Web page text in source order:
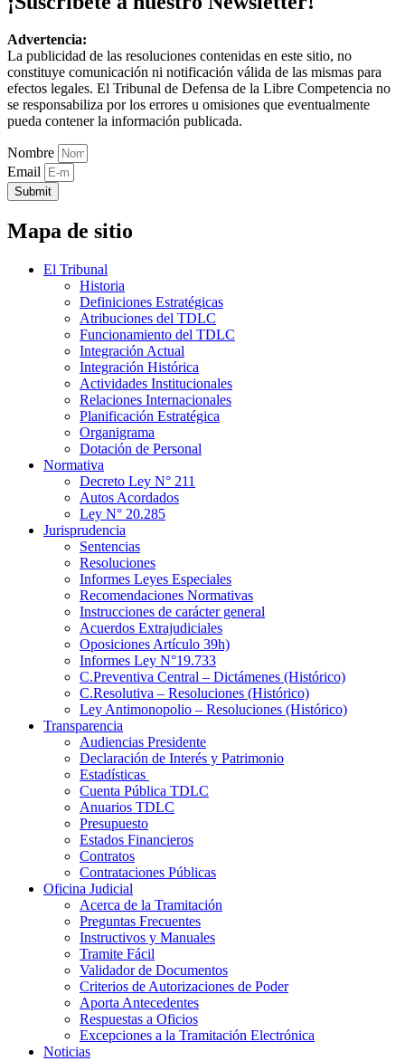
Advertencia:
La publicidad de las resoluciones contenidas en este sitio, no
constituye comunicación ni notificación válida de las mismas para
efectos legales. El Tribunal de Defensa de la Libre Competencia no
se responsabiliza por los errores u omisiones que eventualmente
pueda contener la información publicada.
Nombre
Email
Submit
Mapa de sitio
El Tribunal
Historia
Definiciones Estratégicas
Atribuciones del TDLC
Funcionamiento del TDLC
Integración Actual
Integración Histórica
Actividades Institucionales
Relaciones Internacionales
Planificación Estratégica
Organigrama
Dotación de Personal
Normativa
Decreto Ley N° 211
Autos Acordados
Ley N° 20.285
Jurisprudencia
Sentencias
Resoluciones
Informes Leyes Especiales
Recomendaciones Normativas
Instrucciones de carácter general
Acuerdos Extrajudiciales
Oposiciones Artículo 39h)
Informes Ley N°19.733
C.Preventiva Central – Dictámenes (Histórico)
C.Resolutiva – Resoluciones (Histórico)
Ley Antimonopolio – Resoluciones (Histórico)
Transparencia
Audiencias Presidente
Declaración de Interés y Patrimonio
Estadísticas
Cuenta Pública TDLC
Anuarios TDLC
Presupuesto
Estados Financieros
Contratos
Contrataciones Públicas
Oficina Judicial
Acerca de la Tramitación
Preguntas Frecuentes
Instructivos y Manuales
Tramite Fácil
Validador de Documentos
Criterios de Autorizaciones de Poder
Aporta Antecedentes
Respuestas a Oficios
Excepciones a la Tramitación Electrónica
Noticias